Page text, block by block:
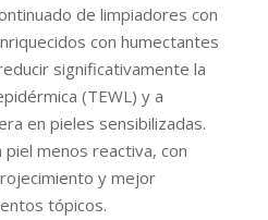
de limpiadores con
con humectantes
significativamente la
(TEWL) y a
en pieles sensibilizadas.
menos reactiva, con
y mejor
tópicos.